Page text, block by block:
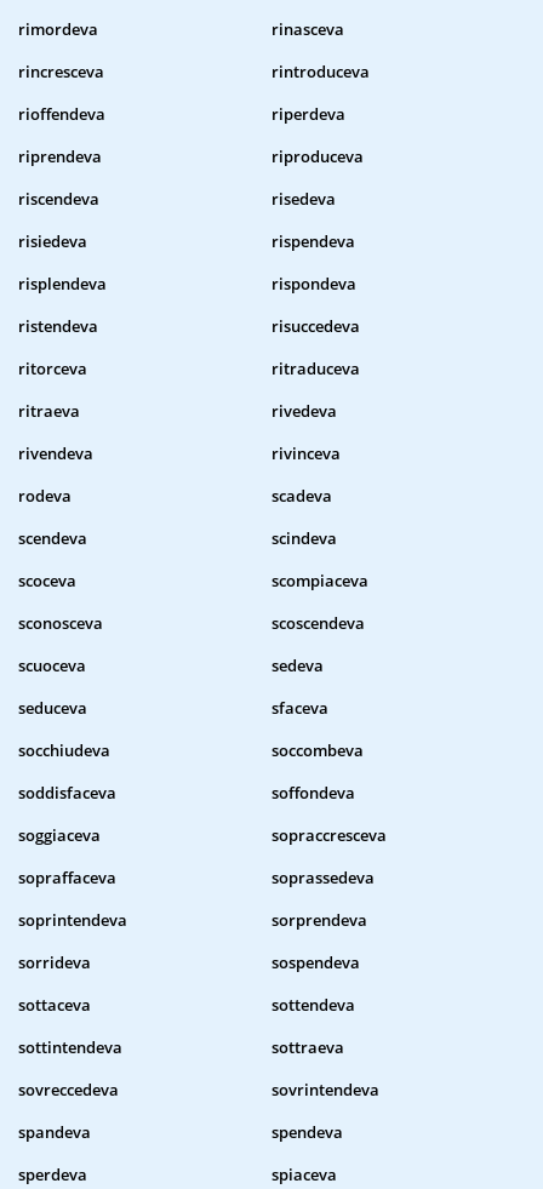
rimordeva
rinasceva
rincresceva
rintroduceva
rioffendeva
riperdeva
riprendeva
riproduceva
riscendeva
risedeva
risiedeva
rispendeva
risplendeva
rispondeva
ristendeva
risuccedeva
ritorceva
ritraduceva
ritraeva
rivedeva
rivendeva
rivinceva
rodeva
scadeva
scendeva
scindeva
scoceva
scompiaceva
sconosceva
scoscendeva
scuoceva
sedeva
seduceva
sfaceva
socchiudeva
soccombeva
soddisfaceva
soffondeva
soggiaceva
sopraccresceva
sopraffaceva
soprassedeva
soprintendeva
sorprendeva
sorrideva
sospendeva
sottaceva
sottendeva
sottintendeva
sottraeva
sovreccedeva
sovrintendeva
spandeva
spendeva
sperdeva
spiaceva